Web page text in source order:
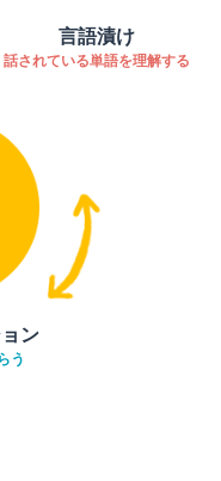
言語漬け
話されている単語を理解する
ン
う